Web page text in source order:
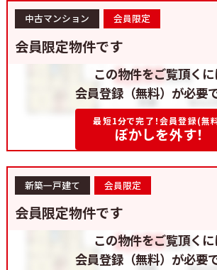
中古マンション 会員限定
会員限定物件です
この物件をご覧頂くに
会員登録（無料）が必要で
最短1分で完了！会員登録(無
ぼかしを外す！
新築一戸建て 会員限定
会員限定物件です
この物件をご覧頂くに
会員登録（無料）が必要で